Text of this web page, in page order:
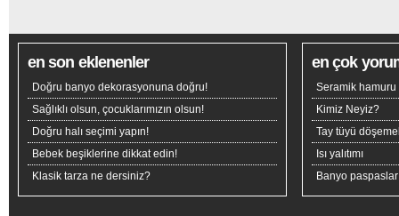
en son eklenenler
Doğru banyo dekorasyonuna doğru!
Sağlıklı olsun, çocuklarımızın olsun!
Doğru halı seçimi yapın!
Bebek beşiklerine dikkat edin!
Klasik tarza ne dersiniz?
en çok
Seramik hamuru
Kimiz Neyiz?
Tay tüyü
Isı yalıtımı
Banyo